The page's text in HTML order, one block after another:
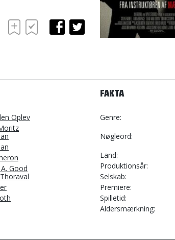
Oplev
Good
FAKTA
Genre
Nøgleord
Land
Produktionsår
Selskab
Premiere
Spilletid
Aldersmærkning